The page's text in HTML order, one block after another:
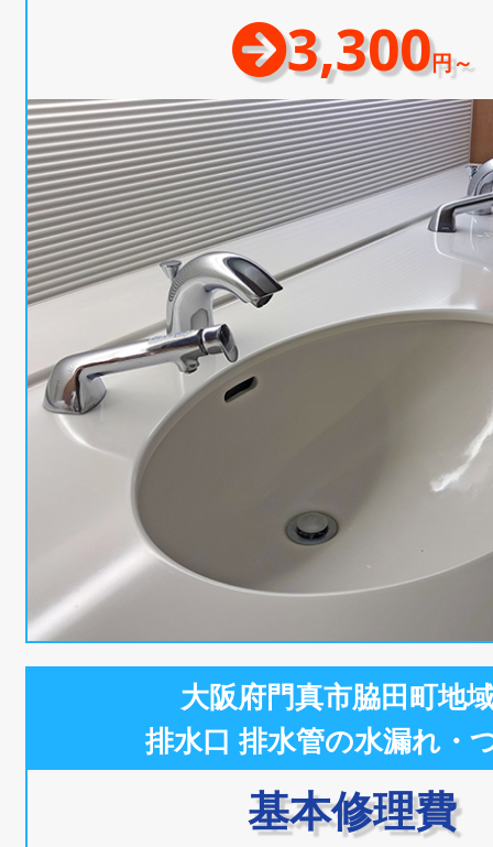
3,300円～
大阪府門真市脇田町地
排水口 排水管の水漏れ・
基本修理費